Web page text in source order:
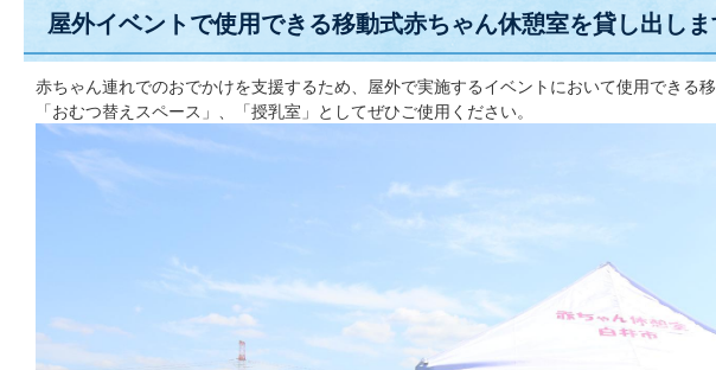
屋外イベントで使用できる移動式赤ちゃん休憩室を貸し出し
赤ちゃん連れでのおでかけを支援するため、屋外で実施するイベントにおいて使用できる
「おむつ替えスペース」、「授乳室」としてぜひご使用ください。